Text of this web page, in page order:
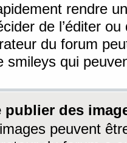
rendre
de l’éditer
du forum
smileys qui
publier des
peuvent